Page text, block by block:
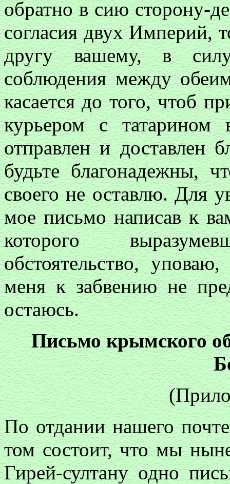
обратно в сию сторону-
согласия двух Империй,
другу вашему, в
соблюдения между
касается до того, чтоб
курьером с татарином
отправлен и доставлен
будьте благонадежны,
своего не оставлю. Для
мое письмо написав к
которого
обстоятельство,
меня к забвению не
остаюсь.
Письмо крымского
По отдании нашего
том состоит, что мы
Гирей-султану одно